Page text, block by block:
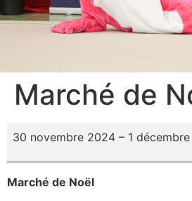
Marché de
30 novembre 2024 – 1
Marché de Noël